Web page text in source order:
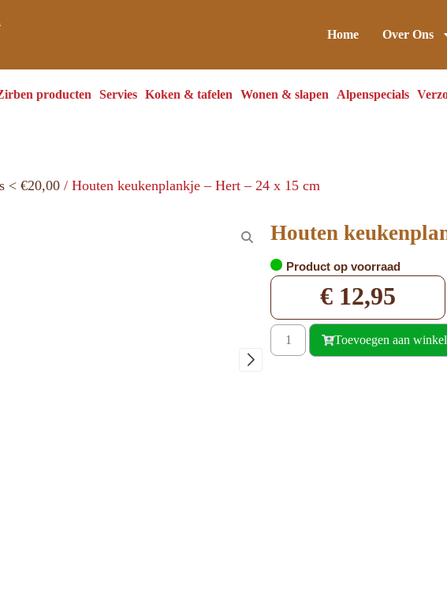
Home Over Ons
producten Servies Koken & tafelen Wonen & slapen Alpenspecials
< €20,00 / Houten keukenplankje – Hert – 24 x 15 cm
Houten
Product op voorraad
€ 12,95
Toevoegen aan